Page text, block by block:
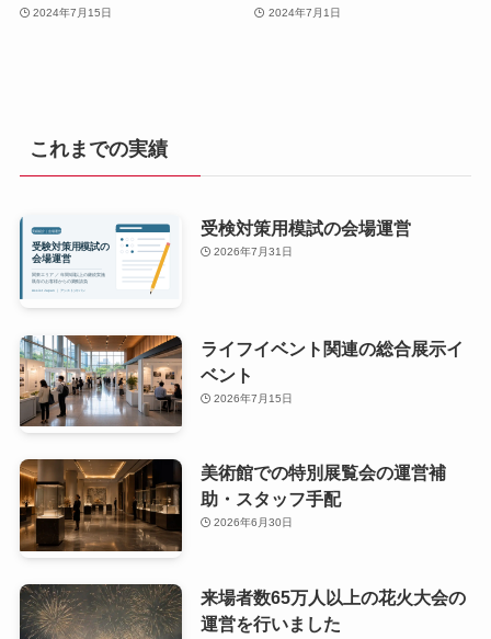
2024年7月15日 2024年7月1日
これまでの実績
受検対策用模試の会場運営
2026年7月31日
ライフイベント関連の総合展示イ
ベント
2026年7月15日
美術館での特別展覧会の運営補
助・スタッフ手配
2026年6月30日
来場者数65万人以上の花火大会の
運営を行いました